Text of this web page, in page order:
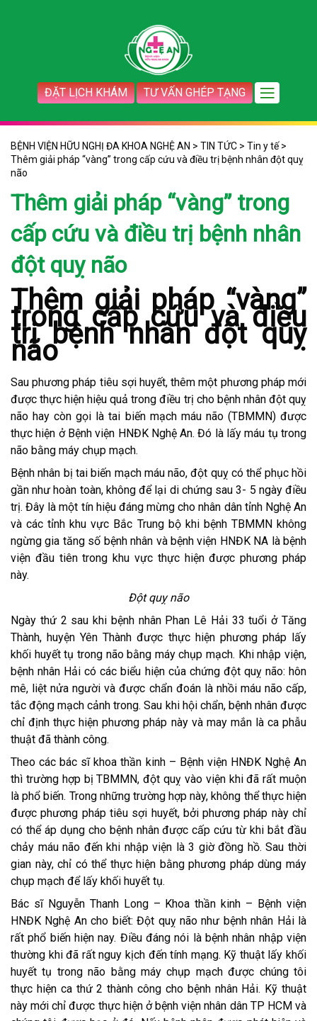
ĐẶT LỊCH KHÁM TƯ VẤN GHÉP TẠNG
BỆNH VIỆN HỮU NGHỊ ĐA KHOA NGHỆ AN > TIN TỨC > Tin y tế>
Thêm giải pháp “vàng” trong cấp cứu và điều trị bệnh nhân đột quỵ
não
Thêm giải pháp “vàng” trong
cấp cứu và điều trị bệnh nhân
đột quỵ não
Thêm giải pháp “vàng”
trong cấp cứu và điều
trị bệnh nhân đột quỵ
não
Sau phương pháp tiêu sợi huyết, thêm một phương pháp mới
được thực hiện hiệu quả trong điều trị cho bệnh nhân đột quỵ
não hay còn gọi là tai biến mạch máu não (TBMMN) được
thực hiện ở Bệnh viện HNĐK Nghệ An. Đó là lấy máu tụ trong
não bằng máy chụp mạch.
Bệnh nhân bị tai biến mạch máu não, đột quỵ có thể phục hồi
gần như hoàn toàn, không để lại di chứng sau 3- 5 ngày điều
trị. Đây là một tín hiệu đáng mừng cho nhân dân tỉnh Nghệ An
và các tỉnh khu vực Bắc Trung bộ khi bệnh TBMMN không
ngừng gia tăng số bệnh nhân và bệnh viện HNĐK NA là bệnh
viện đầu tiên trong khu vực thực hiện được phương pháp
này.
Đột quỵ não
Ngày thứ 2 sau khi bệnh nhân Phan Lê Hải 33 tuổi ở Tăng
Thành, huyện Yên Thành được thực hiện phương pháp lấy
khối huyết tụ trong não bằng máy chụp mạch. Khi nhập viện,
bệnh nhân Hải có các biểu hiện của chứng đột quỵ não: hôn
mê, liệt nửa người và được chẩn đoán là nhồi máu não cấp,
tắc động mạch cảnh trong. Sau khi hội chẩn, bệnh nhân được
chỉ định thực hiện phương pháp này và may mắn là ca phẫu
thuật đã thành công.
Theo các bác sĩ khoa thần kinh – Bệnh viện HNĐK Nghệ An
thì trường hợp bị TBMMN, đột quỵ vào viện khi đã rất muộn
là phổ biến. Trong những trường hợp này, không thể thực hiện
được phương pháp tiêu sợi huyết, bởi phương pháp này chỉ
có thể áp dụng cho bệnh nhân được cấp cứu từ khi bắt đầu
chảy máu não đến khi nhập viện là 3 giờ đồng hồ. Sau thời
gian này, chỉ có thể thực hiện bằng phương pháp dùng máy
chụp mạch để lấy khối huyết tụ.
Bác sĩ Nguyễn Thanh Long – Khoa thần kinh – Bệnh viện
HNĐK Nghệ An cho biết: Đột quỵ não như bệnh nhân Hải là
rất phổ biến hiện nay. Điều đáng nói là bệnh nhân nhập viện
thường khi đã rất nguy kịch đến tính mạng. Kỹ thuật lấy khối
huyết tụ trong não bằng máy chụp mạch được chúng tôi
thực hiện ca thứ 2 thành công cho bệnh nhân Hải. Kỹ thuật
này mới chỉ được thực hiện ở bệnh viện nhân dân TP HCM và